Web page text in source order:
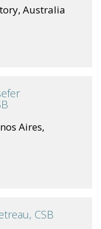
Australia
Aires,
CSB